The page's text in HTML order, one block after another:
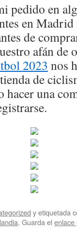
pedido en
en
de
afán de
2023 nos
de
hacer una
y etiquetada
. Guarda el enlace